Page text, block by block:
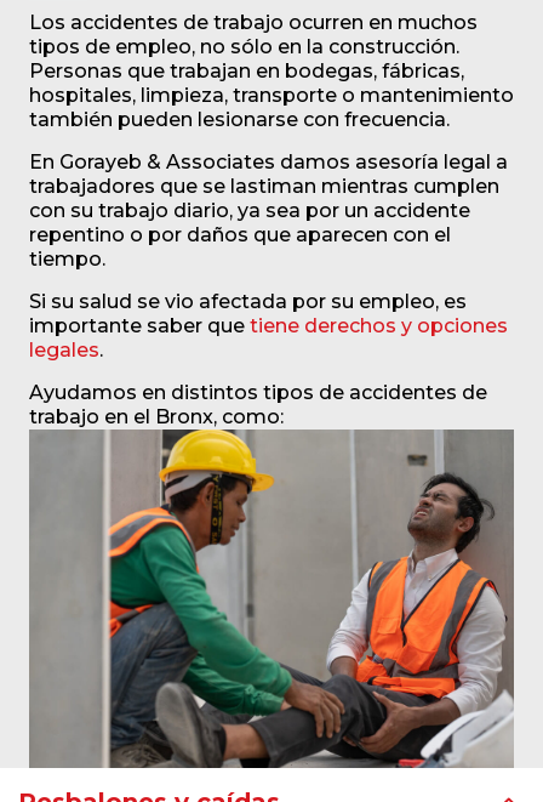
Los accidentes de trabajo ocurren en muchos
tipos de empleo, no sólo en la construcción.
Personas que trabajan en bodegas, fábricas,
hospitales, limpieza, transporte o mantenimiento
también pueden lesionarse con frecuencia.
En Gorayeb & Associates damos asesoría legal a
trabajadores que se lastiman mientras cumplen
con su trabajo diario, ya sea por un accidente
repentino o por daños que aparecen con el
tiempo.
Si su salud se vio afectada por su empleo, es
importante saber que tiene derechos y opciones
legales.
Ayudamos en distintos tipos de accidentes de
trabajo en el Bronx, como: